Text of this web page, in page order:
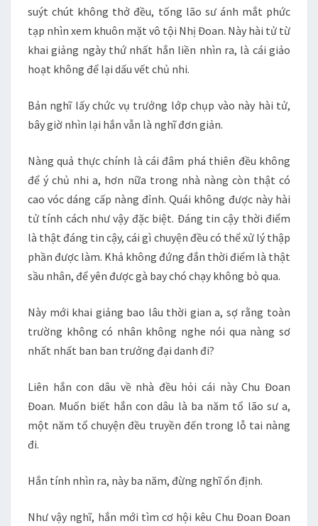
suýt chút không thở đều, tống lão sư ánh mắt phức
tạp nhìn xem khuôn mặt vô tội Nhị Đoan. Này hài tử từ
khai giảng ngày thứ nhất hắn liền nhìn ra, là cái giảo
hoạt không để lại dấu vết chủ nhi.
Bản nghĩ lấy chức vụ trưởng lớp chụp vào này hài tử,
bây giờ nhìn lại hắn vẫn là nghĩ đơn giản.
Nàng quả thực chính là cái đâm phá thiên đều không
để ý chủ nhi a, hơn nữa trong nhà nàng còn thật có
cao vóc dáng cấp nàng đỉnh. Quái không được này hài
tử tính cách như vậy đặc biệt. Đáng tin cậy thời điểm
là thật đáng tin cậy, cái gì chuyện đều có thể xử lý thập
phần được làm. Khả không đứng đắn thời điểm là thật
sầu nhân, để yên được gà bay chó chạy không bỏ qua.
Này mới khai giảng bao lâu thời gian a, sợ rằng toàn
trường không có nhân không nghe nói qua nàng sơ
nhất nhất ban ban trưởng đại danh đi?
Liên hắn con dâu về nhà đều hỏi cái này Chu Đoan
Đoan. Muốn biết hắn con dâu là ba năm tổ lão sư a,
một năm tổ chuyện đều truyền đến trong lỗ tai nàng
đi.
Hắn tính nhìn ra, này ba năm, đừng nghĩ ổn định.
Như vậy nghĩ, hắn mới tìm cơ hội kêu Chu Đoan Đoan